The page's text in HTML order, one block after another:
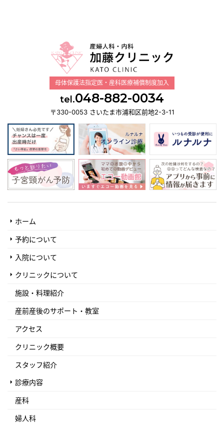
母体保護法指定医・産科医療補償制度加入
tel.048-882-0034
〒330-0053 さいたま市浦和区前地2-3-11
ホーム
予約について
入院について
クリニックについて
施設・料理紹介
産前産後のサポート・教室
アクセス
クリニック概要
スタッフ紹介
診療内容
産科
婦人科